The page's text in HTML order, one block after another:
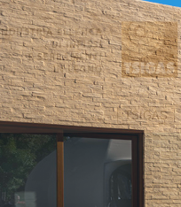
TSIGAS
CONTATTI